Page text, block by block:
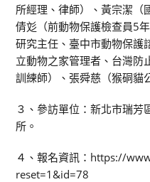
所經理、律師）、黃宗潔（
倩彣（前動物保護檢查員5
研究主任、臺中市動物保護
立動物之家管理者、台灣防
訓練師）、張舜慈（猴硐貓
３、參訪單位：新北市瑞
所。
４、報名資訊：https://
reset=1&id=78